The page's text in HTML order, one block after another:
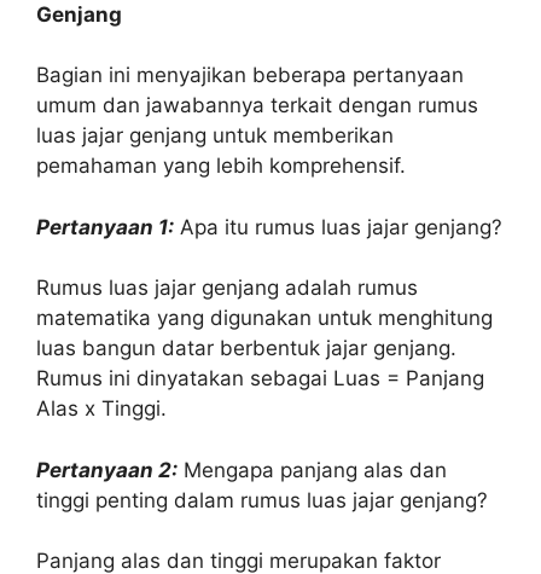
Genjang
Bagian ini menyajikan beberapa pertanyaan
umum dan jawabannya terkait dengan rumus
luas jajar genjang untuk memberikan
pemahaman yang lebih komprehensif.
Pertanyaan 1: Apa itu rumus luas jajar genjang?
Rumus luas jajar genjang adalah rumus
matematika yang digunakan untuk menghitung
luas bangun datar berbentuk jajar genjang.
Rumus ini dinyatakan sebagai Luas = Panjang
Alas x Tinggi.
Pertanyaan 2: Mengapa panjang alas dan
tinggi penting dalam rumus luas jajar genjang?
Panjang alas dan tinggi merupakan faktor